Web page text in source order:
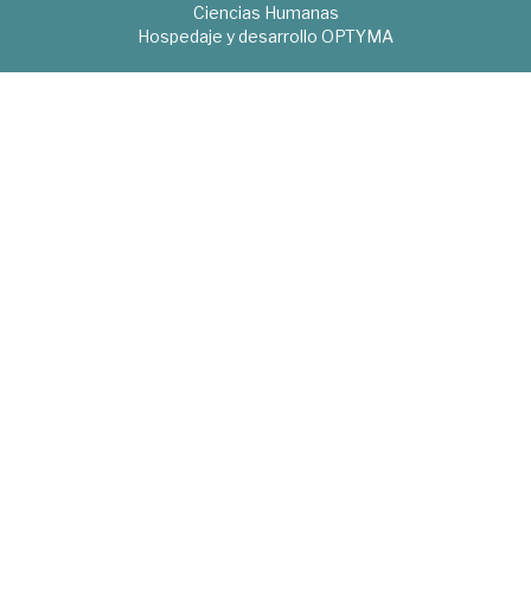
Ciencias Humanas
Hospedaje y desarrollo OPTYMA